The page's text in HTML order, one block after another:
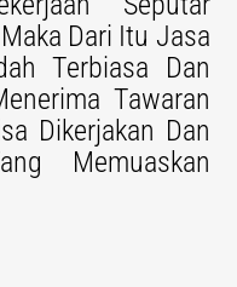
Dari Itu Jasa
Terbiasa Dan
Tawaran
Dikerjakan Dan
Memuaskan